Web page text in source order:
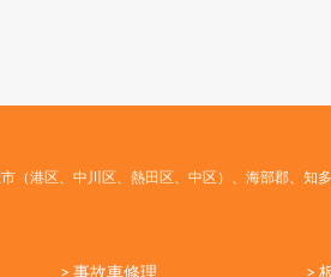
（港区、中川区、熱田区、中区）、海部郡、知
> 事故車修理 >